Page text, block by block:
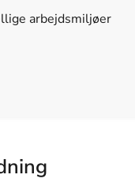
arbejdsmiljøer